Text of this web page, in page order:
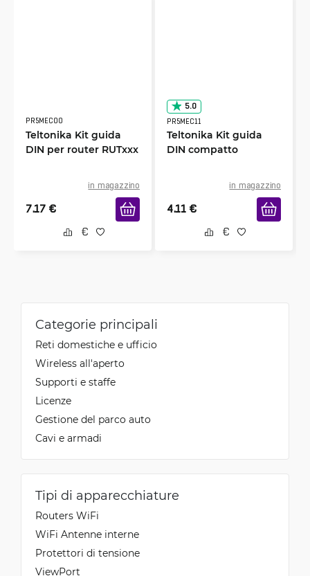
PR5MEC00
Teltonika Kit guida
DIN per router RUTxxx
in magazzino
7.17 €
5.0
PR5MEC11
Teltonika Kit guida
DIN compatto
in magazzino
4.11 €
Categorie principali
Reti domestiche e ufficio
Wireless all'aperto
Supporti e staffe
Licenze
Gestione del parco auto
Cavi e armadi
Tipi di apparecchiature
Routers WiFi
WiFi Antenne interne
Protettori di tensione
ViewPort